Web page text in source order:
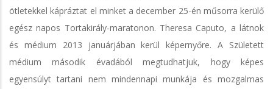
ötletekkel kápráztat el minket a december 25-én műsorra kerülő
egész napos Tortakirály-maratonon. Theresa Caputo, a látnok
és médium 2013 januárjában kerül képernyőre. A Született
médium második évadából megtudhatjuk, hogy képes
egyensúlyt tartani nem mindennapi munkája és mozgalmas